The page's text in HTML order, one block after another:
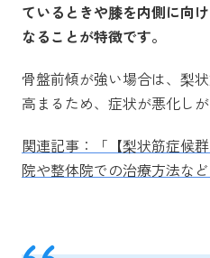
ているときや膝を内側に向
なることが特徴です。
骨盤前傾が強い場合は、梨
高まるため、症状が悪化しが
関連記事：「【梨状筋症候
院や整体院での治療方法な